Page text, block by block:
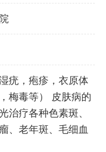
疣，疱疹，衣原体
梅毒等） 皮肤病的
治疗各种色素斑、
、老年斑、毛细血